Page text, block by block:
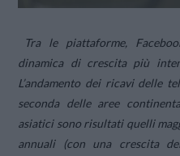
Tra le piattaforme,
dinamica di crescita più
L’andamento dei ricavi delle
seconda delle aree
asiatici sono risultati quelli
annuali (con una crescita